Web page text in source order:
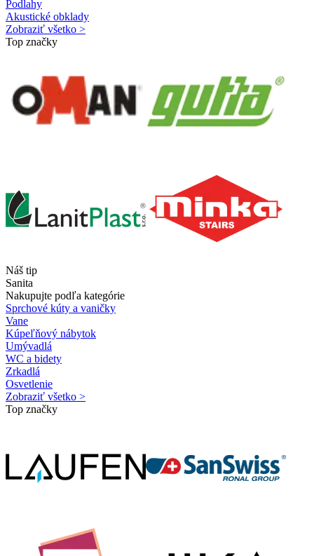
Podlahy
Akustické obklady
Zobraziť všetko >
Top značky
Náš tip
Sanita
Nakupujte podľa kategórie
Sprchové kúty a vaničky
Vane
Kúpeľňový nábytok
Umývadlá
WC a bidety
Zrkadlá
Osvetlenie
Zobraziť všetko >
Top značky